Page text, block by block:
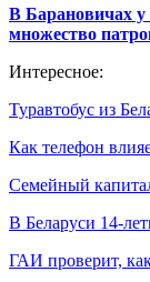
В Барановичах у
множество
Интересное:
Туравтобус из
Как телефон
Семейный
В Беларуси 14-
ГАИ проверит,